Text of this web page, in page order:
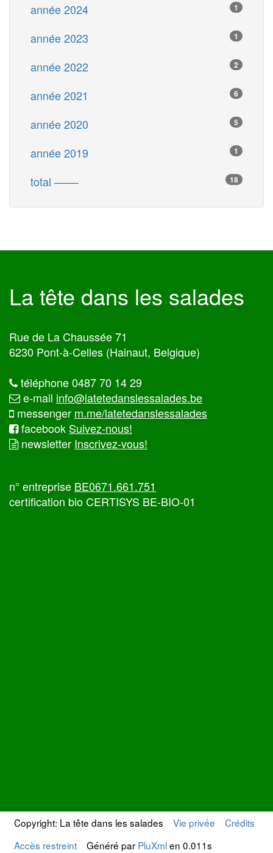
1
année 2024
1
année 2023
2
année 2022
6
année 2021
5
année 2020
1
année 2019
18
total ––––
La tête dans les salades
Rue de La Chaussée 71
6230 Pont-à-Celles (Hainaut, Belgique)
téléphone 0487 70 14 29
e-mail info@latetedanslessalades.be
messenger m.me/latetedanslessalades
facebook Suivez-nous!
newsletter Inscrivez-vous!
n° entreprise BE0671.661.751
certification bio CERTISYS BE-BIO-01
Copyright: La tête dans les salades Vie privée
Crédits
Accès restreint
Généré par PluXmlen 0.011s